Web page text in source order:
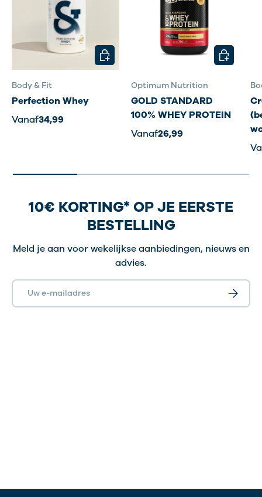
Body & Fit
Perfection Whey
Vanaf34,99
KIES MOGELIJKHEDEN
Optimum Nutrition
GOLD STANDARD
100% WHEY PROTEIN
Vanaf26,99
KIES
10€ KORTING* OP JE EERSTE
BESTELLING
Meld je aan voor wekelijkse aanbiedingen, nieuws en
advies.
E-mailadres